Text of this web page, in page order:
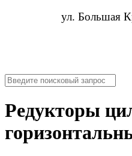
ул. Большая
Редукторы